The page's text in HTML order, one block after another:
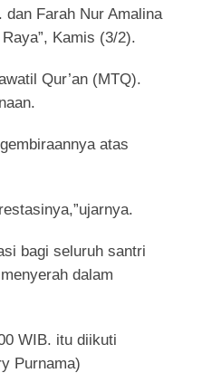
Farah Nur Amalina
Kamis (3/2).
Qur’an (MTQ).
atas
bagi seluruh santri
dalam
WIB. itu diikuti
Purnama)